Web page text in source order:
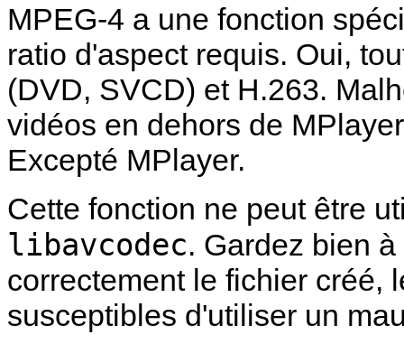
MPEG-4 a une fonction
ratio d'aspect requis. Oui,
(DVD, SVCD) et H.263.
vidéos en dehors de MPlayer
Excepté MPlayer.
Cette fonction ne peut être
libavcodec. Gardez bien
correctement le fichier créé,
susceptibles d'utiliser un